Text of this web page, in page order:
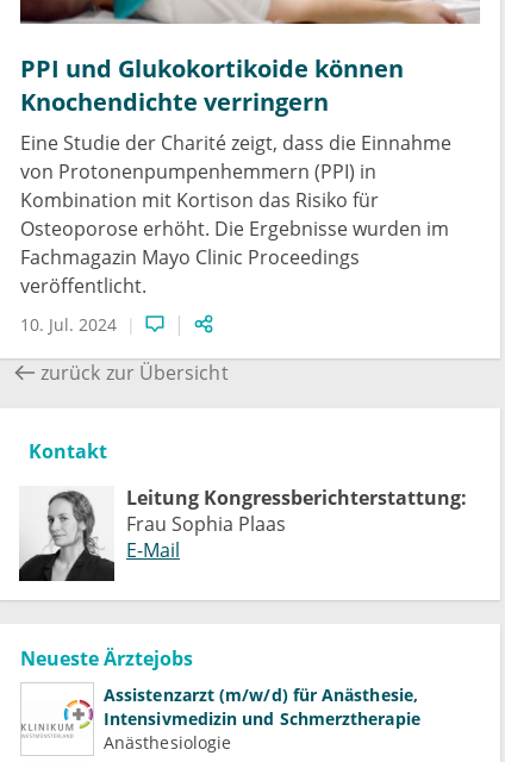
PPI und Glukokortikoide können
Knochendichte verringern
Eine Studie der Charité zeigt, dass die Einnahme
von Protonenpumpenhemmern (PPI) in
Kombination mit Kortison das Risiko für
Osteoporose erhöht. Die Ergebnisse wurden im
Fachmagazin Mayo Clinic Proceedings
veröffentlicht.
10. Jul. 2024
zurück zur Übersicht
Kontakt
Leitung Kongressberichterstattung:
Frau Sophia Plaas
E-Mail
Neueste Ärztejobs
Assistenzarzt (m/w/d) für Anästhesie,
Intensivmedizin und Schmerztherapie
Anästhesiologie